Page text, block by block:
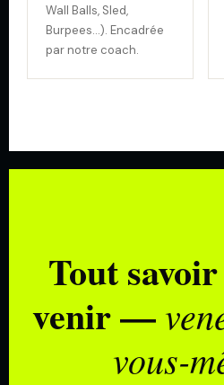
Wall Balls, Sled,
Burpees…). Encadrée
par notre coach.
Tout
venir —
vous-